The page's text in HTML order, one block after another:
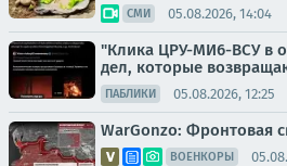
СМИ 05.08.2026, 14:04
"Клика ЦРУ-МИ6-ВСУ в
дел, которые
ПАБЛИКИ 05.08.2026, 12:25
WarGonzo: Фронтовая
ВОЕНКОРЫ